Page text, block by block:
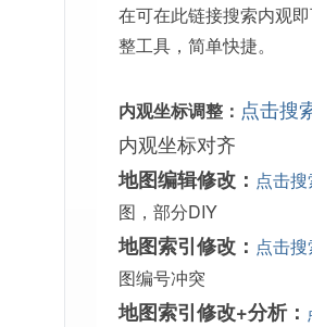
在可在此链接搜索内观
整工具，简单快捷。
内观坐标调整： 点击搜
内观坐标对齐
地图编辑修改： 点击
图，部分DIY
地图索引修改： 点击
图编号冲突
地图索引修改+分析：